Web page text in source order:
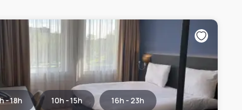
- 18h 10h - 15h 16h - 23h